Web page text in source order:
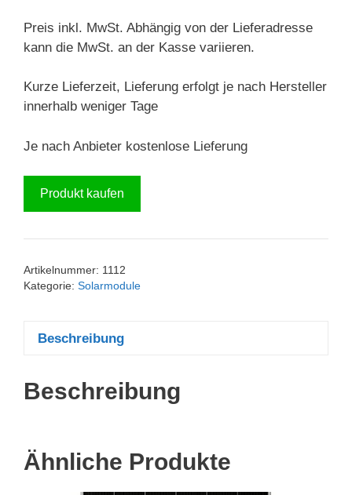
Preis inkl. MwSt. Abhängig von der Lieferadresse
kann die MwSt. an der Kasse variieren.
Kurze Lieferzeit, Lieferung erfolgt je nach Hersteller
innerhalb weniger Tage
Je nach Anbieter kostenlose Lieferung
Produkt kaufen
Artikelnummer: 1112
Kategorie: Solarmodule
Beschreibung
Beschreibung
Ähnliche Produkte